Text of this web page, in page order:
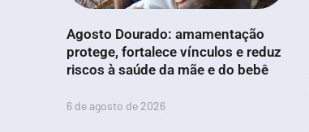
Agosto Dourado: amamentação
protege, fortalece vínculos e reduz
riscos à saúde da mãe e do bebê
6 de agosto de 2026